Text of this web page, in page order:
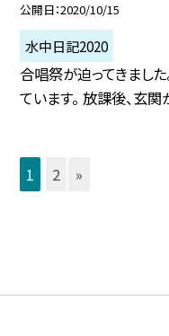
公開日 2020/10/15
水中日記2020
合唱祭が迫ってきまし
ています。 放課後、玄関
1 2 »